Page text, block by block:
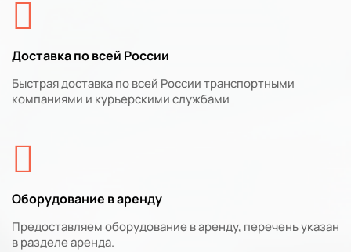
Доставка по всей России
Быстрая доставка по всей России транспортными
компаниями и курьерскими службами
Оборудование в аренду
Предоставляем оборудование в аренду, перечень указан
в разделе аренда.